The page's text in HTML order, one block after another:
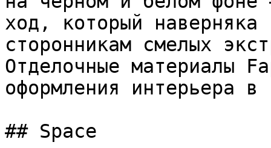
ход, который наверняка
сторонникам смелых
Отделочные материалы
оформления интерьера
## Space